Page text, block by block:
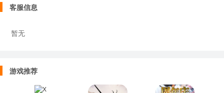
客服信息
暂无
游戏推荐